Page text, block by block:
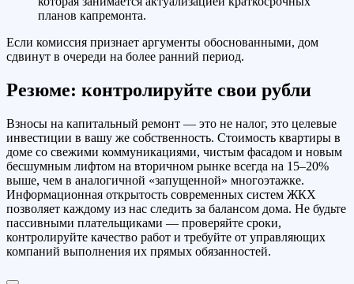
планов капремонта.
Если комиссия признает аргументы обоснованными, дом
сдвинут в очереди на более ранний период.
Резюме: контролируйте свои рубли
Взносы на капитальный ремонт — это не налог, это целевые
инвестиции в вашу же собственность. Стоимость квартиры в
доме со свежими коммуникациями, чистым фасадом и новым
бесшумным лифтом на вторичном рынке всегда на 15–20%
выше, чем в аналогичной «запущенной» многоэтажке.
Информационная открытость современных систем ЖКХ
позволяет каждому из нас следить за балансом дома. Не будьте
пассивными плательщиками — проверяйте сроки,
контролируйте качество работ и требуйте от управляющих
компаний выполнения их прямых обязанностей.